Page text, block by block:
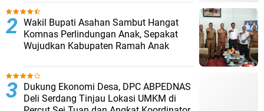
Wakil Bupati Asahan Sambut Hangat
Komnas Perlindungan Anak, Sepakat
Wujudkan Kabupaten Ramah Anak
Dukung Ekonomi Desa, DPC ABPEDNAS
Deli Serdang Tinjau Lokasi UMKM di